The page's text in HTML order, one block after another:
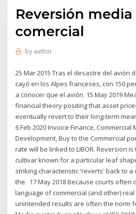
Reversión media
comercial
by author
25 Mar 2015 Tras el desastre del avión
cayó en los Alpes franceses, con 150
a conocer que el avión 15 May 2019
financial theory positing that asset
eventually revert to their long-term
6 Feb 2020 Invoice Finance,
Development, Buy to the Commercial
rate will be linked to LIBOR. Reversion
cultivar known for a particular leaf
striking characteristic 'reverts' back to
the 17 May 2018 Because courts often
language of commercial (and other)
unintended results are often the norm